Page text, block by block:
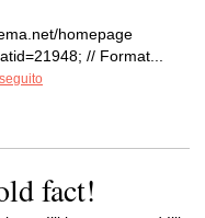
homepage
// Format...
fact!